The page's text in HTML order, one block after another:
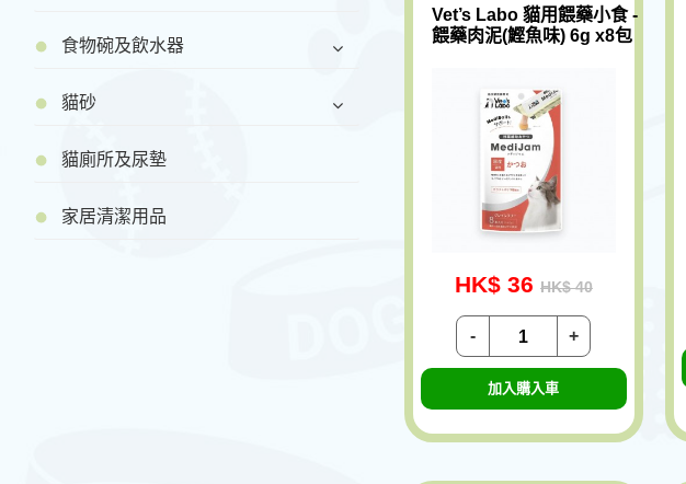
食物碗及飲水器
貓砂
貓廁所及尿墊
家居清潔用品
Vet’s Labo 貓用餵藥小食 -
餵藥肉泥(鰹魚味) 6g x8包
HK$ 36 HK$ 40
+
-
加入購入車